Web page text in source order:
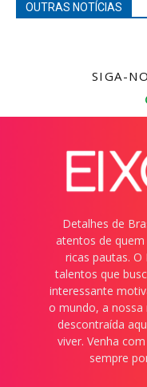
OUTRAS NOTÍCIAS
SIGA-
Detalhes de
atentos de
ricas pautas.
talentos que
interessante
o mundo, a nossa
descontraída
viver. Venha
sempre